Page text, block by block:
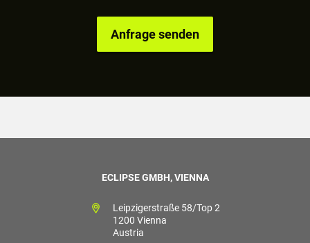
ECLIPSE GMBH, VIENNA
Leipzigerstraße 58/Top 2
1200 Vienna
Austria